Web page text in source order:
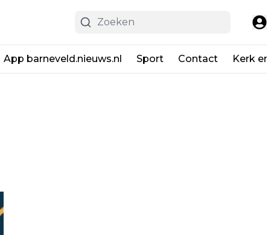
App barneveld.nieuws.nl Sport Contact Kerk